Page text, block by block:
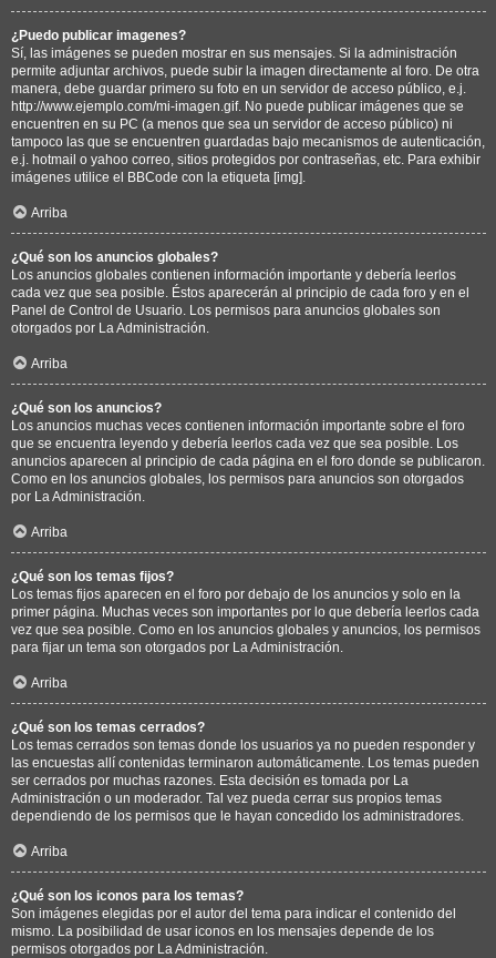
¿Puedo publicar imagenes?
Sí, las imágenes se pueden mostrar en sus mensajes. Si la administración
permite adjuntar archivos, puede subir la imagen directamente al foro. De otra
manera, debe guardar primero su foto en un servidor de acceso público, e.j.
http://www.ejemplo.com/mi-imagen.gif. No puede publicar imágenes que se
encuentren en su PC (a menos que sea un servidor de acceso público) ni
tampoco las que se encuentren guardadas bajo mecanismos de autenticación,
e.j. hotmail o yahoo correo, sitios protegidos por contraseñas, etc. Para exhibir
imágenes utilice el BBCode con la etiqueta [img].
Arriba
¿Qué son los anuncios globales?
Los anuncios globales contienen información importante y debería leerlos
cada vez que sea posible. Éstos aparecerán al principio de cada foro y en el
Panel de Control de Usuario. Los permisos para anuncios globales son
otorgados por La Administración.
Arriba
¿Qué son los anuncios?
Los anuncios muchas veces contienen información importante sobre el foro
que se encuentra leyendo y debería leerlos cada vez que sea posible. Los
anuncios aparecen al principio de cada página en el foro donde se publicaron.
Como en los anuncios globales, los permisos para anuncios son otorgados
por La Administración.
Arriba
¿Qué son los temas fijos?
Los temas fijos aparecen en el foro por debajo de los anuncios y solo en la
primer página. Muchas veces son importantes por lo que debería leerlos cada
vez que sea posible. Como en los anuncios globales y anuncios, los permisos
para fijar un tema son otorgados por La Administración.
Arriba
¿Qué son los temas cerrados?
Los temas cerrados son temas donde los usuarios ya no pueden responder y
las encuestas allí contenidas terminaron automáticamente. Los temas pueden
ser cerrados por muchas razones. Esta decisión es tomada por La
Administración o un moderador. Tal vez pueda cerrar sus propios temas
dependiendo de los permisos que le hayan concedido los administradores.
Arriba
¿Qué son los iconos para los temas?
Son imágenes elegidas por el autor del tema para indicar el contenido del
mismo. La posibilidad de usar iconos en los mensajes depende de los
permisos otorgados por La Administración.